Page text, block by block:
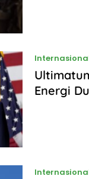
Energi